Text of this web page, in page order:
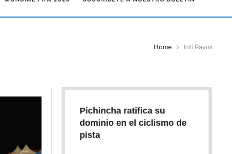
Home Inti Raymi
Pichincha ratifica su
dominio en el ciclismo de
pista